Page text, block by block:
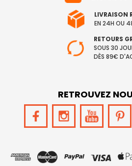
LIVRAISON
EN 24H OU
RETOURS
SOUS 30
DÈS 89€
RETROUVEZ